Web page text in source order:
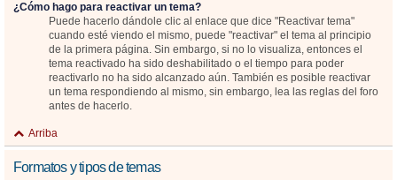
¿Cómo hago para reactivar un tema?
Puede hacerlo dándole clic al enlace que dice "Reactivar tema"
cuando esté viendo el mismo, puede "reactivar" el tema al principio
de la primera página. Sin embargo, si no lo visualiza, entonces el
tema reactivado ha sido deshabilitado o el tiempo para poder
reactivarlo no ha sido alcanzado aún. También es posible reactivar
un tema respondiendo al mismo, sin embargo, lea las reglas del foro
antes de hacerlo.
Arriba
Formatos y tipos de temas